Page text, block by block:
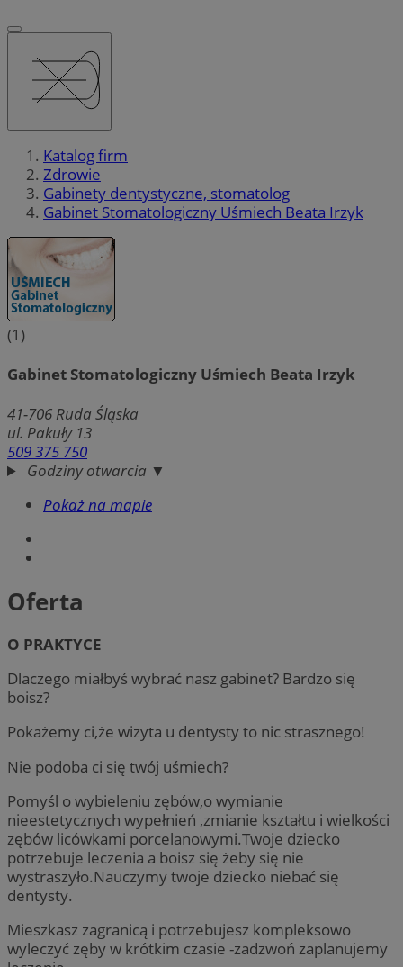
Katalog firm
Zdrowie
Gabinety dentystyczne, stomatolog
Gabinet Stomatologiczny Uśmiech Beata Irzyk
(1)
Gabinet Stomatologiczny Uśmiech Beata Irzyk
41-706 Ruda Śląska
ul. Pakuły 13
509 375 750
Godziny otwarcia ▼
Pokaż na mapie
Oferta
O PRAKTYCE
Dlaczego miałbyś wybrać nasz gabinet? Bardzo się
boisz?
Pokażemy ci,że wizyta u dentysty to nic strasznego!
Nie podoba ci się twój uśmiech?
Pomyśl o wybieleniu zębów,o wymianie
nieestetycznych wypełnień ,zmianie kształtu i wielkości
zębów licówkami porcelanowymi.Twoje dziecko
potrzebuje leczenia a boisz się żeby się nie
wystraszyło.Nauczymy twoje dziecko niebać się
dentysty.
Mieszkasz zagranicą i potrzebujesz kompleksowo
wyleczyć zęby w krótkim czasie -zadzwoń zaplanujemy